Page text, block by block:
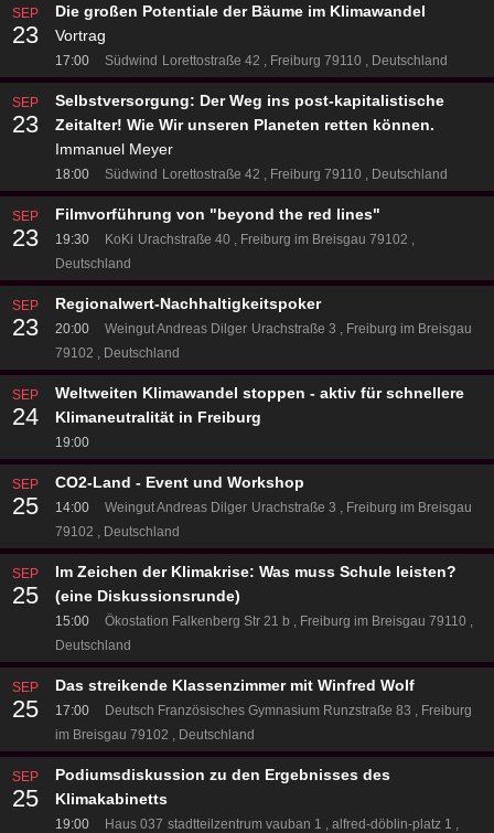
SEP
23
Die großen Potentiale der Bäume im Klimawandel
Vortrag
17:00 Südwind Lorettostraße 42 Freiburg 79110 Deutschland
SEP
23
Selbstversorgung: Der Weg ins post-kapitalistische
Zeitalter! Wie Wir unseren Planeten retten können.
Immanuel Meyer
18:00 Südwind Lorettostraße 42 Freiburg 79110 Deutschland
SEP
23
Filmvorführung von "beyond the red lines"
19:30 KoKi Urachstraße 40
Freiburg im Breisgau 79102
Deutschland
SEP
23
Regionalwert-Nachhaltigkeitspoker
20:00 Weingut Andreas Dilger Urachstraße 3
Freiburg im Breisgau
79102
Deutschland
SEP
24
Weltweiten Klimawandel stoppen - aktiv für schnellere
Klimaneutralität in Freiburg
19:00
SEP
25
CO2-Land - Event und Workshop
14:00 Weingut Andreas Dilger Urachstraße 3
Freiburg im Breisgau
79102
Deutschland
SEP
25
Im Zeichen der Klimakrise: Was muss Schule leisten?
(eine Diskussionsrunde)
15:00 Ökostation Falkenberg Str 21 b
Freiburg im Breisgau 79110
Deutschland
SEP
25
Das streikende Klassenzimmer mit Winfred Wolf
17:00 Deutsch Französisches Gymnasium Runzstraße 83
Freiburg
im Breisgau 79102
Deutschland
SEP
25
Podiumsdiskussion zu den Ergebnisses des
Klimakabinetts
19:00 Haus 037 stadtteilzentrum vauban 1
alfred-döblin-platz 1